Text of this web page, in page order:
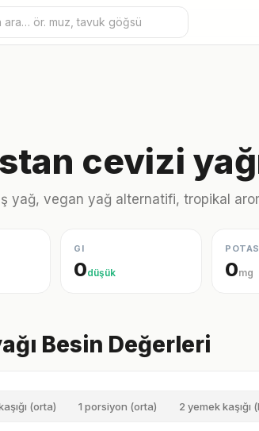
cevizi
yağ, vegan yağ alternatifi, tropikal
GI
0düşük 0mg
Besin Değerleri
(orta) 1 porsiyon (orta) 2 yemek kaşığı